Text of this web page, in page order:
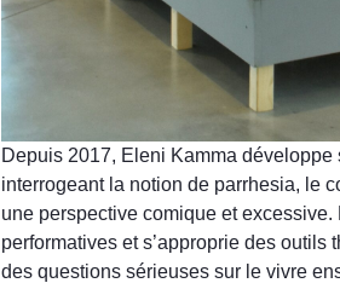
Depuis 2017, Eleni Kamma
interrogeant la notion de parrhesia, le
une perspective comique et
performatives et s’approprie des
des questions sérieuses sur le vivre